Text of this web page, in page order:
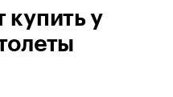
купить у